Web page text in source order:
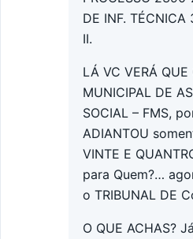
DE INF.
II.
LÁ VC VERÁ QUE
MUNICIPAL DE
SOCIAL – FMS,
ADIANTOU
VINTE E
para Quem?…
o TRIBUNAL DE
O QUE ACHAS?